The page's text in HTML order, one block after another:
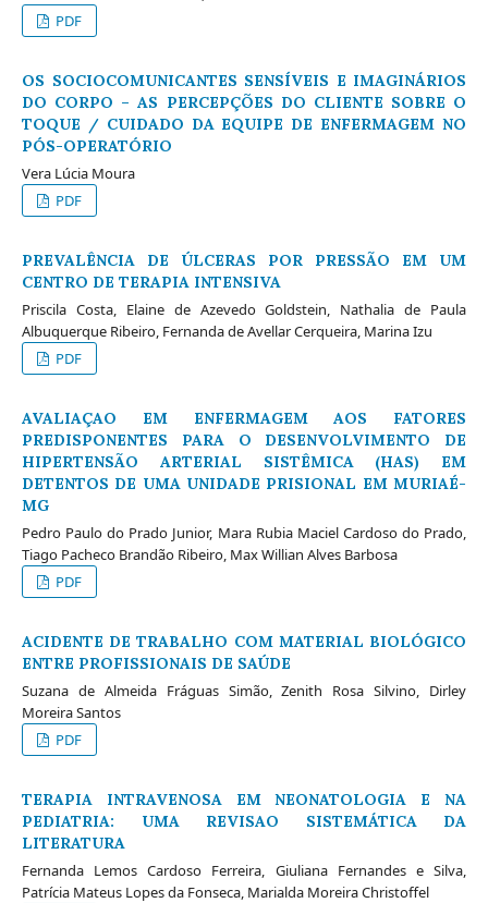
PDF
OS SOCIOCOMUNICANTES SENSÍVEIS E IMAGINÁRIOS
DO CORPO – AS PERCEPÇÕES DO CLIENTE SOBRE O
TOQUE / CUIDADO DA EQUIPE DE ENFERMAGEM NO
PÓS-OPERATÓRIO
Vera Lúcia Moura
PDF
PREVALÊNCIA DE ÚLCERAS POR PRESSÃO EM UM
CENTRO DE TERAPIA INTENSIVA
Priscila Costa, Elaine de Azevedo Goldstein, Nathalia de Paula
Albuquerque Ribeiro, Fernanda de Avellar Cerqueira, Marina Izu
PDF
AVALIAÇAO EM ENFERMAGEM AOS FATORES
PREDISPONENTES PARA O DESENVOLVIMENTO DE
HIPERTENSÃO ARTERIAL SISTÊMICA (HAS) EM
DETENTOS DE UMA UNIDADE PRISIONAL EM MURIAÉ-
MG
Pedro Paulo do Prado Junior, Mara Rubia Maciel Cardoso do Prado,
Tiago Pacheco Brandão Ribeiro, Max Willian Alves Barbosa
PDF
ACIDENTE DE TRABALHO COM MATERIAL BIOLÓGICO
ENTRE PROFISSIONAIS DE SAÚDE
Suzana de Almeida Fráguas Simão, Zenith Rosa Silvino, Dirley
Moreira Santos
PDF
TERAPIA INTRAVENOSA EM NEONATOLOGIA E NA
PEDIATRIA: UMA REVISAO SISTEMÁTICA DA
LITERATURA
Fernanda Lemos Cardoso Ferreira, Giuliana Fernandes e Silva,
Patrícia Mateus Lopes da Fonseca, Marialda Moreira Christoffel